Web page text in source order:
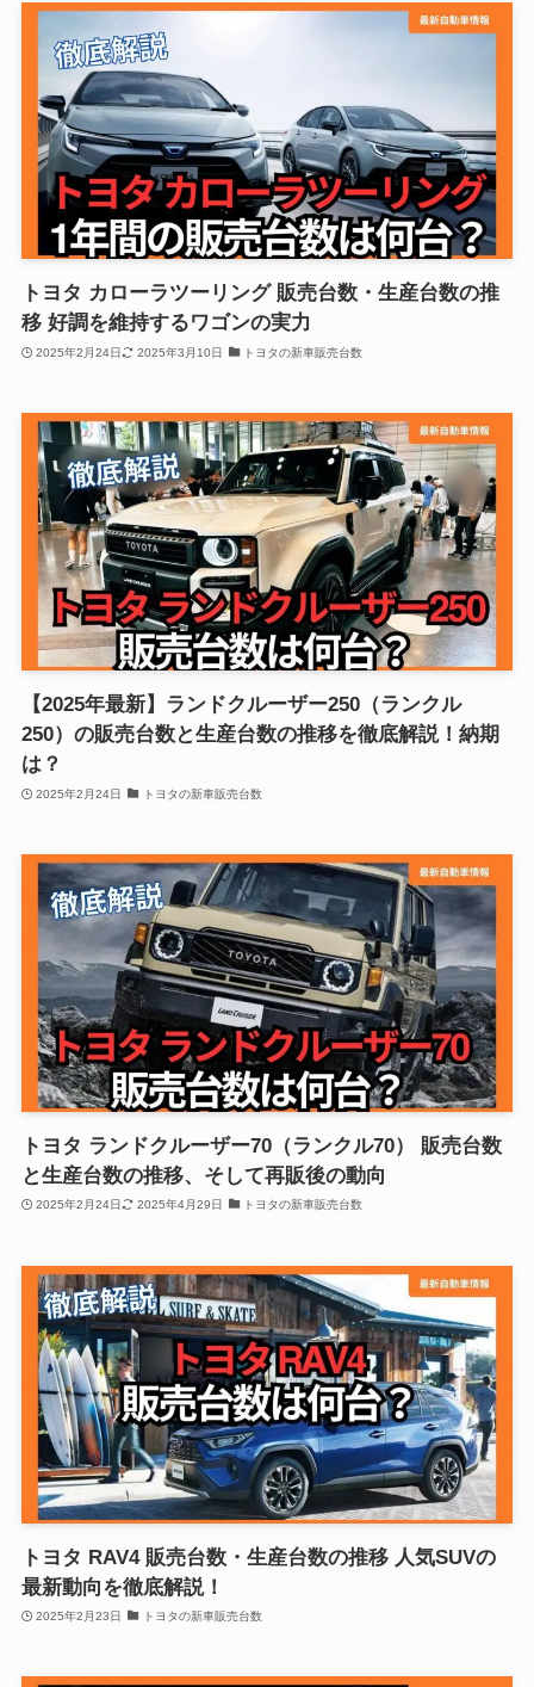
トヨタ カローラツーリング 販売台数・生産台数の推
移 好調を維持するワゴンの実力
2025年2月24日 2025年3月10日 トヨタの新車販売台数
【2025年最新】ランドクルーザー250（ランクル
250）の販売台数と生産台数の推移を徹底解説！納期
は？
2025年2月24日 トヨタの新車販売台数
トヨタ ランドクルーザー70（ランクル70） 販売台数
と生産台数の推移、そして再販後の動向
2025年2月24日 2025年4月29日 トヨタの新車販売台数
トヨタ RAV4 販売台数・生産台数の推移 人気SUVの
最新動向を徹底解説！
2025年2月23日 トヨタの新車販売台数